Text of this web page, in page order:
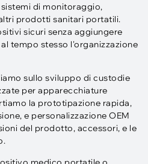
di monitoraggio,
prodotti sanitari portatili.
sicuri senza aggiungere
tempo stesso l'organizzazione
sullo sviluppo di custodie
per apparecchiature
la prototipazione rapida,
e personalizzazione OEM
del prodotto, accessori, e le